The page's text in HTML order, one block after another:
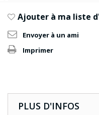
Ajouter à ma liste
Envoyer à un ami
Imprimer
PLUS D'INFOS